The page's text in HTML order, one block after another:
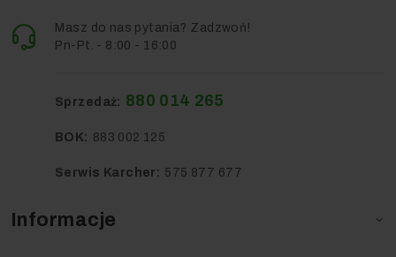
Informacje 
Masz do nas pytania? Zadzwoń!
Pn-Pt. - 8:00 - 16:00
Sprzedaż: 880 014 265
BOK: 883 002 125
Serwis Karcher: 575 877 677